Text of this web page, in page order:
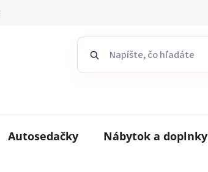
Autosedačky Nábytok a doplnky